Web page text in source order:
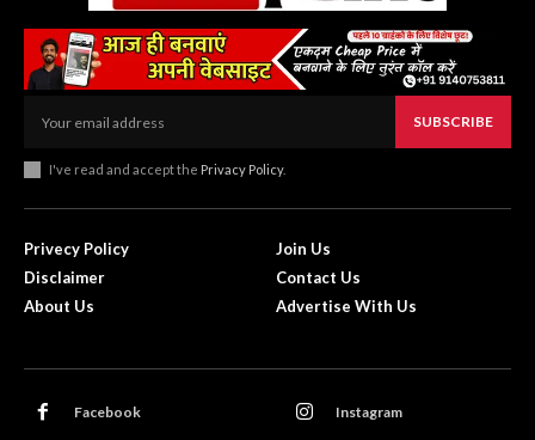
SUBSCRIBE
I've read and accept the Privacy Policy.
Privecy Policy
Disclaimer
About Us
Join Us
Contact Us
Advertise With Us
Facebook Instagram